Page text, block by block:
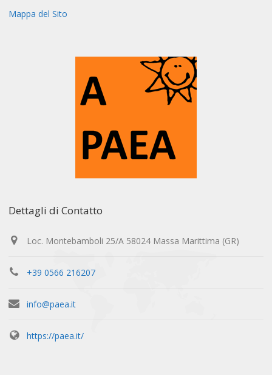
Mappa del Sito
Dettagli di Contatto
Loc. Montebamboli 25/A 58024 Massa Marittima (GR)
+39 0566 216207
info@paea.it
https://paea.it/